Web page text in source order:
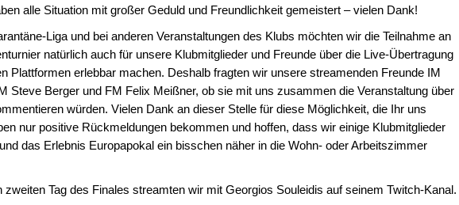
alle Situation mit großer Geduld und Freundlichkeit gemeistert – vielen Dank!
Liga und bei anderen Veranstaltungen des Klubs möchten wir die Teilnahme an
natürlich auch für unsere Klubmitglieder und Freunde über die Live-Übertragung
Plattformen erlebbar machen. Deshalb fragten wir unsere streamenden Freunde IM
Steve Berger und FM Felix Meißner, ob sie mit uns zusammen die Veranstaltung über
würden. Vielen Dank an dieser Stelle für diese Möglichkeit, die Ihr uns
nur positive Rückmeldungen bekommen und hoffen, dass wir einige Klubmitglieder
das Erlebnis Europapokal ein bisschen näher in die Wohn- oder Arbeitszimmer
zweiten Tag des Finales streamten wir mit Georgios Souleidis auf seinem Twitch-Kanal.